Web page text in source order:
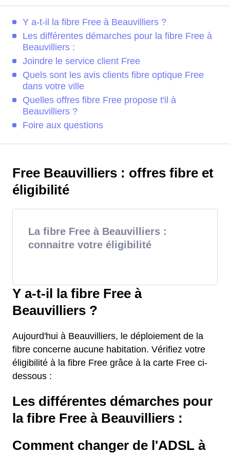
Y a-t-il la fibre Free à Beauvilliers ?
Les différentes démarches pour la fibre Free à
Beauvilliers :
Joindre le service client Free
Quels sont les avis clients fibre optique Free
dans votre ville
Quelles offres fibre Free propose t'il à
Beauvilliers ?
Foire aux questions
Free Beauvilliers : offres fibre et
éligibilité
La fibre Free à Beauvilliers :
connaitre votre éligibilité
Y a-t-il la fibre Free à
Beauvilliers ?
Aujourd'hui à Beauvilliers, le déploiement de la
fibre concerne aucune habitation. Vérifiez votre
éligibilité à la fibre Free grâce à la carte Free ci-
dessous :
Les différentes démarches pour
la fibre Free à Beauvilliers :
Comment changer de l'ADSL à